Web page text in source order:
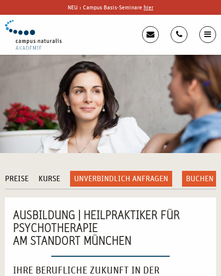
NEU : Campus Basis-Seminare hier
PREISE KURSE UNVERBINDLICH ANFRAGEN BUCHEN
AUSBILDUNG | HEILPRAKTIKER FÜR
PSYCHOTHERAPIE
AM STANDORT MÜNCHEN
IHRE BERUFLICHE ZUKUNFT IN DER